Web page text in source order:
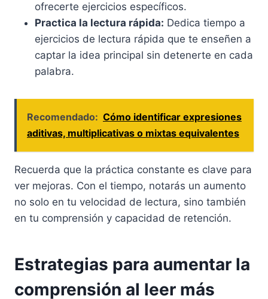
ofrecerte ejercicios específicos.
Practica la lectura rápida: Dedica tiempo a
ejercicios de lectura rápida que te enseñen a
captar la idea principal sin detenerte en cada
palabra.
Recomendado: Cómo identificar expresiones
aditivas, multiplicativas o mixtas equivalentes
Recuerda que la práctica constante es clave para
ver mejoras. Con el tiempo, notarás un aumento
no solo en tu velocidad de lectura, sino también
en tu comprensión y capacidad de retención.
Estrategias para aumentar la
comprensión al leer más